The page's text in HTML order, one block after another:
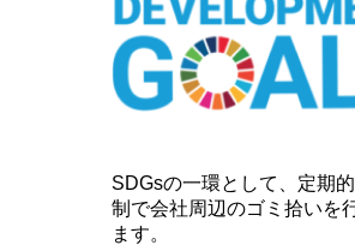
SDGsの一環として、定期
制で会社周辺のゴミ拾いを
ます。